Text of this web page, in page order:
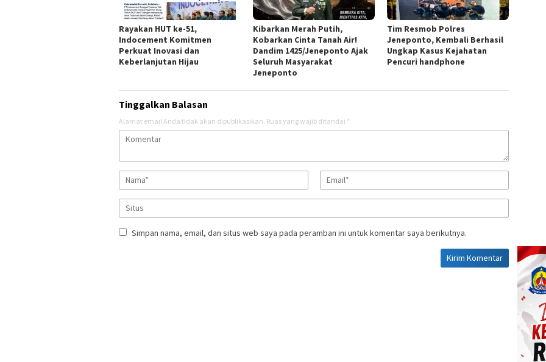
Rayakan HUT ke-51,
Indocement Komitmen
Perkuat Inovasi dan
Keberlanjutan Hijau
Kibarkan Merah Putih,
Kobarkan Cinta Tanah Air!
Dandim 1425/Jeneponto Ajak
Seluruh Masyarakat
Jeneponto
Tim Resmob Polres
Jeneponto, Kembali Berhasil
Ungkap Kasus Kejahatan
Pencuri handphone
Tinggalkan Balasan
Alamat email Anda tidak akan dipublikasikan. Ruas yang wajib ditandai *
Simpan nama, email, dan situs web saya pada peramban ini untuk komentar saya berikutnya.